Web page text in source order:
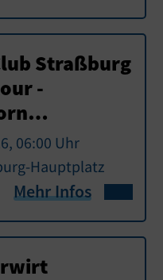
Straßburg
-
06:00 Uhr
Hauptplatz
Mehr Infos